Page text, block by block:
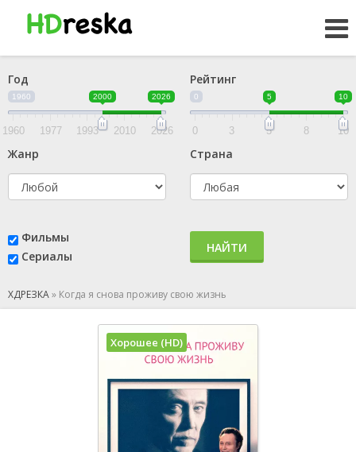
Год
1960 2000 2026
1960 1977 1993 2010 2026
Рейтинг
0 5 10
0 3 5 8 10
Жанр Страна
Фильмы
Сериалы
НАЙТИ
ХДРЕЗКА» Когда я снова проживу свою жизнь
Хорошее (HD)